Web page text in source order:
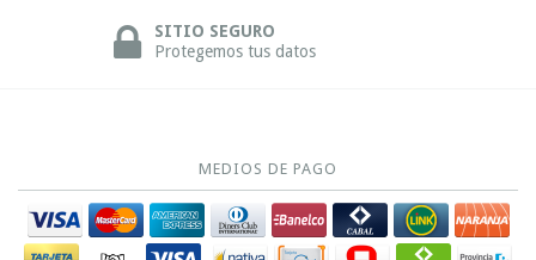
SITIO SEGURO
Protegemos tus datos
MEDIOS DE PAGO